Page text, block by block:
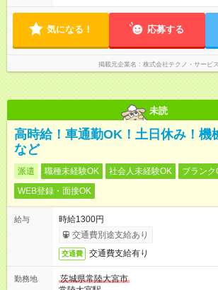
気になる！ 応募する
掲載元企業名 株式会社テクノ・サービス
未読
高時給！車通勤OK！土日休み！機
など
派遣 職種未経験OK 社会人未経験OK
ブランク
WEB登録・面接OK
給与
時給1300円
交通費別途支給あり
交通費 交通費支給有り
勤務地
茨城県常陸大宮市